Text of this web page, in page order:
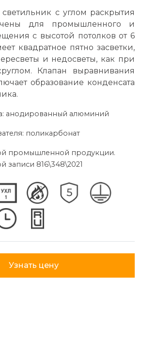
с углом раскрытия
для промышленного и
с высотой потолков от 6
квадратное пятно засветки,
и недосветы, как при
Клапан выравнивания
образование конденсата
анодированный алюминий
поликарбонат
промышленной продукции.
записи 816\348\2021
Узнать цену